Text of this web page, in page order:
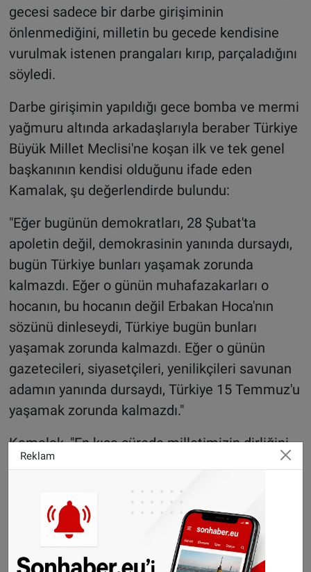
gecesi sadece bir darbe girişiminin
önlenmediğini, milletin bu gecede kendisine
vurulmak istenen prangaları kırıp, parçaladığını
söyledi.
Darbe girişimin yapıldığı gece bomba ve mermi
yağmuru altında arkadaşlarıyla beraber Türkiye
Büyük Millet Meclisi'ne koşan ilk ve tek genel
başkanının kendisi olduğunu ifade eden
Kamalak, şu değerlendirde bulundu:
"Eğer bugünün demokratları, 28 Şubat'ta
apoletin değil, demokrasinin yanında dursaydı,
bugün Türkiye bunları yaşamak zorunda
kalmazdı. Eğer o günün muhafazakarları o
hocanın, bu hocanın değil Erbakan Hoca'nın
sözünü dinleseydi, Türkiye bugün bunları
yaşamak zorunda kalmazdı. Eğer o günün
gazetecileri, siyasetçileri, yenilikçileri savunan
adamın yanında dursaydı, Türkiye 15 Temmuz'u
yaşamak zorunda kalmazdı."
Kamalak, "En kısa sürede milletimizin dirliğini,
ülkemizin ise birlik ve bütünlüğünü temin
hayata geçirilmelidir. 15 Temmuz gecesi şer
odaklarına karşı tüm siyasi partilerimizin ve
aziz milletimizin ortaya koyduğu birlik ve
beraberlik, yeni bir anayasa ile
Reklam